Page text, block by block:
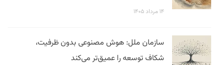
۱۴ مرداد ۱۴۰۵
سازمان ملل: هوش مصنوعی بدون ظرفیت،
شکاف توسعه را عمیق‌تر می‌کند